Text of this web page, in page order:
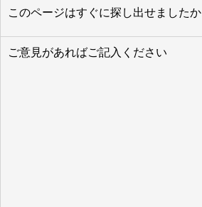
このページはすぐに探し出せましたか
ご意見があればご記入ください